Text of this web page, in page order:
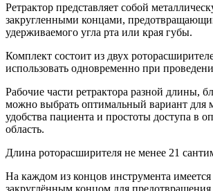
Ретрактор представляет собой
закругленными концами,
удерживаемого угла рта или края губы.
Комплект состоит из двух
использовать одновременно при
Рабочие части ретрактора разной длины,
можно выбрать оптимальный вариант для
удобства пациента и простоты доступа в
область.
Длина роторасширителя не менее 21
На каждом из концов инструмента имеется
закруглённым концом для предотвращения